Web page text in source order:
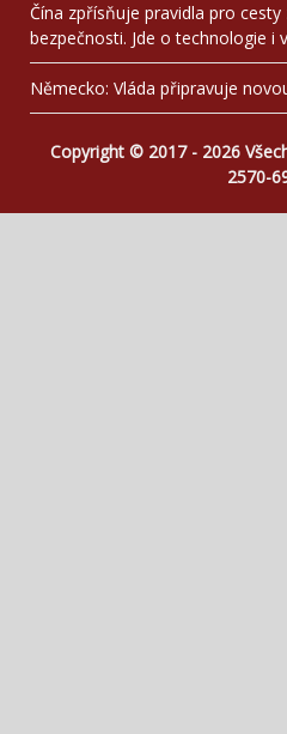
Čína zpřísňuje pravidla pro
bezpečnosti. Jde o technologie i
Německo: Vláda připravuje
Copyright © 2017 - 2026
2570-